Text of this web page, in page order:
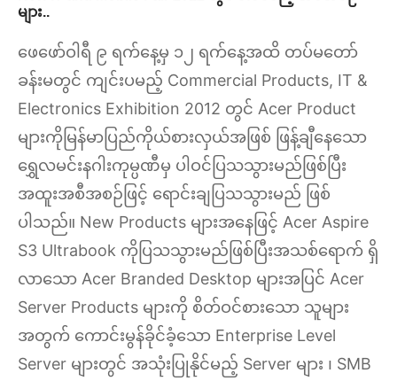
များ..
ဖေဖော်ဝါရီ ၉ ရက်နေ့မှ ၁၂ ရက်နေ့အထိ တပ်မတော်
ခန်းမတွင် ကျင်းပမည့် Commercial Products, IT &
Electronics Exhibition 2012 တွင် Acer Product
များကိုမြန်မာပြည်ကိုယ်စားလှယ်အဖြစ် ဖြန့်ချီနေသော
ရွှေလမင်းနဂါးကုမ္ပဏီမှ ပါဝင်ပြသသွားမည်ဖြစ်ပြီး
အထူးအစီအစဉ်ဖြင့် ရောင်းချပြသသွားမည် ဖြစ်
ပါသည်။ New Products များအနေဖြင့် Acer Aspire
S3 Ultrabook ကိုပြသသွားမည်ဖြစ်ပြီးအသစ်ရောက် ရှိ
လာသော Acer Branded Desktop များအပြင် Acer
Server Products များကို စိတ်ဝင်စားသော သူများ
အတွက် ကောင်းမွန်ခိုင်ခံ့သော Enterprise Level
Server များတွင် အသုံးပြုနိုင်မည့် Server များ ၊ SMB